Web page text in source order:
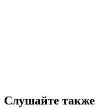
Слушайте также